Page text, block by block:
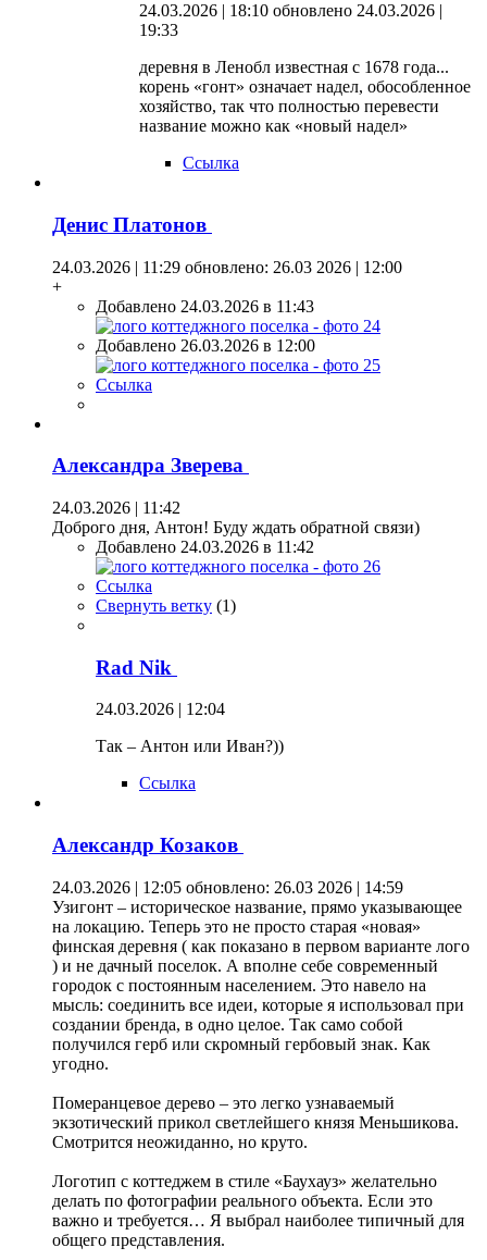
24.03.2026 | 18:10 обновлено 24.03.2026 |
19:33
деревня в Ленобл известная с 1678 года...
корень «гонт» означает надел, обособленное
хозяйство, так что полностью перевести
название можно как «новый надел»
Ссылка
Денис Платонов
24.03.2026 | 11:29 обновлено: 26.03 2026 | 12:00
+
Добавлено 24.03.2026 в 11:43
Добавлено 26.03.2026 в 12:00
Ссылка
Александра Зверева
24.03.2026 | 11:42
Доброго дня, Антон! Буду ждать обратной связи)
Добавлено 24.03.2026 в 11:42
Ссылка
Свернуть ветку (1)
Rad Nik
24.03.2026 | 12:04
Так – Антон или Иван?))
Ссылка
Александр Козаков
24.03.2026 | 12:05 обновлено: 26.03 2026 | 14:59
Узигонт – историческое название, прямо указывающее
на локацию. Теперь это не просто старая «новая»
финская деревня ( как показано в первом варианте лого
) и не дачный поселок. А вполне себе современный
городок с постоянным населением. Это навело на
мысль: соединить все идеи, которые я использовал при
создании бренда, в одно целое. Так само собой
получился герб или скромный гербовый знак. Как
угодно.
Померанцевое дерево – это легко узнаваемый
экзотический прикол светлейшего князя Меньшикова.
Смотрится неожиданно, но круто.
Логотип с коттеджем в стиле «Баухауз» желательно
делать по фотографии реального объекта. Если это
важно и требуется… Я выбрал наиболее типичный для
общего представления.